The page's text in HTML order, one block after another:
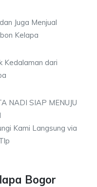
Juga Menjual
Kelapa
Kedalaman dari
NADI SIAP MENUJU
Kami Langsung via
Bogor